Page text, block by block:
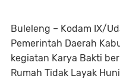
Buleleng – Kodam IX/
Pemerintah Daerah
kegiatan Karya Bakti
Rumah Tidak Layak